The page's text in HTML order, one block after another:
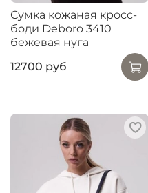
Сумка кожаная кросс-
боди Deboro 3410
бежевая нуга
12700 руб